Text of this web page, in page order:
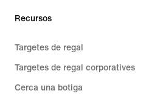
Recursos
Targetes de regal
Targetes de regal corporatives
Cerca una botiga